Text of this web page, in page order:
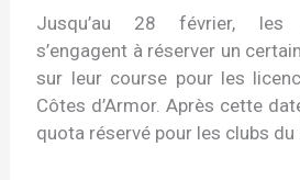
Jusqu’au 28 février, les
s’engagent à réserver un
sur leur course pour les
Côtes d’Armor. Après cette
quota réservé pour les clubs du